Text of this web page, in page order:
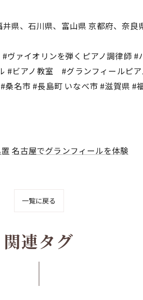
県、石川県、富山県 京都府、奈
ァイオリンを弾くピアノ調律師
ビアノ教室 #グランフィールピ
名市 #長島町 いなべ市 #滋賀県
名古屋でグランフィールを体験
一覧に戻る
関連タグ